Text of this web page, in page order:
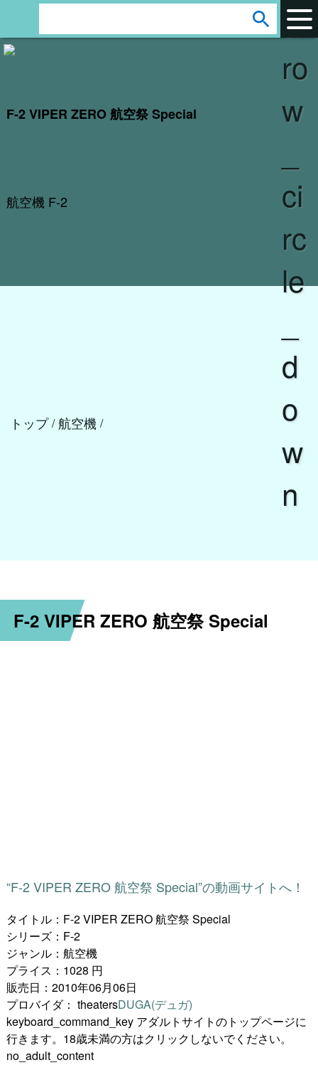
F-2 VIPER ZERO 航空祭 Special
航空機 F-2
アフィリエイト/CSV/画像/動画/カタログ/
e
c
ar
ro
w
ci
rc
le
d
o
w
n
F-2 VIPER ZERO 航空祭 Special
“F-2 VIPER ZERO 航空祭 Special”の動画サイトへ！
タイトル：F-2 VIPER ZERO 航空祭 Special
シリーズ：F-2
ジャンル：航空機
プライス：1028 円
販売日：2010年06月06日
プロバイダ： theatersDUGA(デュガ)
keyboard_command_keyアダルトサイトのトップページに
行きます。18歳未満の方はクリックしないでください。
no_adult_content
トップ / 航空機 /